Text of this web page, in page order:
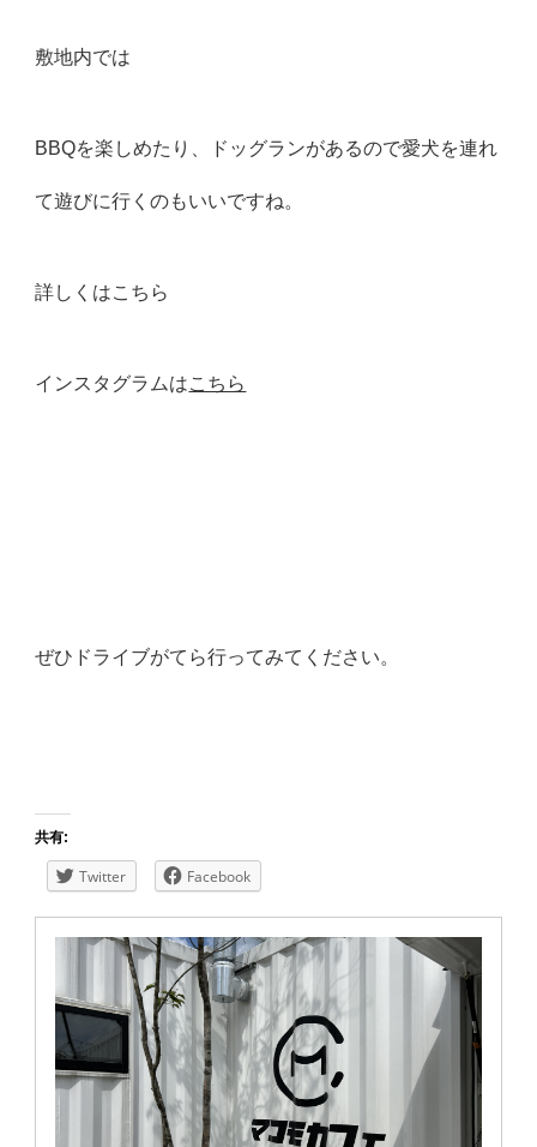
敷地内では
BBQを楽しめたり、ドッグランがあるので愛犬を連れ
て遊びに行くのもいいですね。
詳しくはこちら
インスタグラムはこちら
ぜひドライブがてら行ってみてください。
共有:
Twitter Facebook